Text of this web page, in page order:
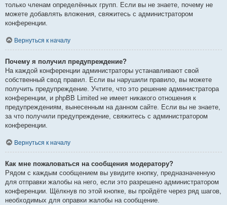
только членам определённых групп. Если вы не знаете, почему не
можете добавлять вложения, свяжитесь с администратором
конференции.
Вернуться к началу
Почему я получил предупреждение?
На каждой конференции администраторы устанавливают свой
собственный свод правил. Если вы нарушили правило, вы можете
получить предупреждение. Учтите, что это решение администратора
конференции, и phpBB Limited не имеет никакого отношения к
предупреждениям, вынесенным на данном сайте. Если вы не знаете,
за что получили предупреждение, свяжитесь с администратором
конференции.
Вернуться к началу
Как мне пожаловаться на сообщения модератору?
Рядом с каждым сообщением вы увидите кнопку, предназначенную
для отправки жалобы на него, если это разрешено администратором
конференции. Щёлкнув по этой кнопке, вы пройдёте через ряд шагов,
необходимых для оправки жалобы на сообщение.